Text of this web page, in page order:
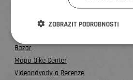
Testování kol a půjčovna
Teambuilding na kolech
Bazar
Mapa Bike Center
Videonávody a Recenze
ZOBRAZIT PODROBNOSTI